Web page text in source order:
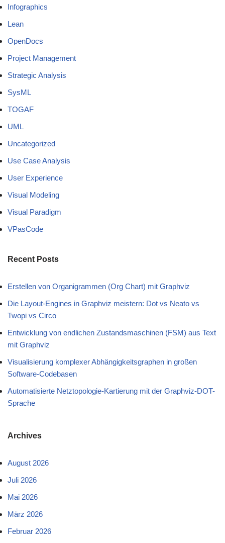
Infographics
Lean
OpenDocs
Project Management
Strategic Analysis
SysML
TOGAF
UML
Uncategorized
Use Case Analysis
User Experience
Visual Modeling
Visual Paradigm
VPasCode
Recent Posts
Erstellen von Organigrammen (Org Chart) mit Graphviz
Die Layout-Engines in Graphviz meistern: Dot vs Neato vs
Twopi vs Circo
Entwicklung von endlichen Zustandsmaschinen (FSM) aus Text
mit Graphviz
Visualisierung komplexer Abhängigkeitsgraphen in großen
Software-Codebasen
Automatisierte Netztopologie-Kartierung mit der Graphviz-DOT-
Sprache
Archives
August 2026
Juli 2026
Mai 2026
März 2026
Februar 2026